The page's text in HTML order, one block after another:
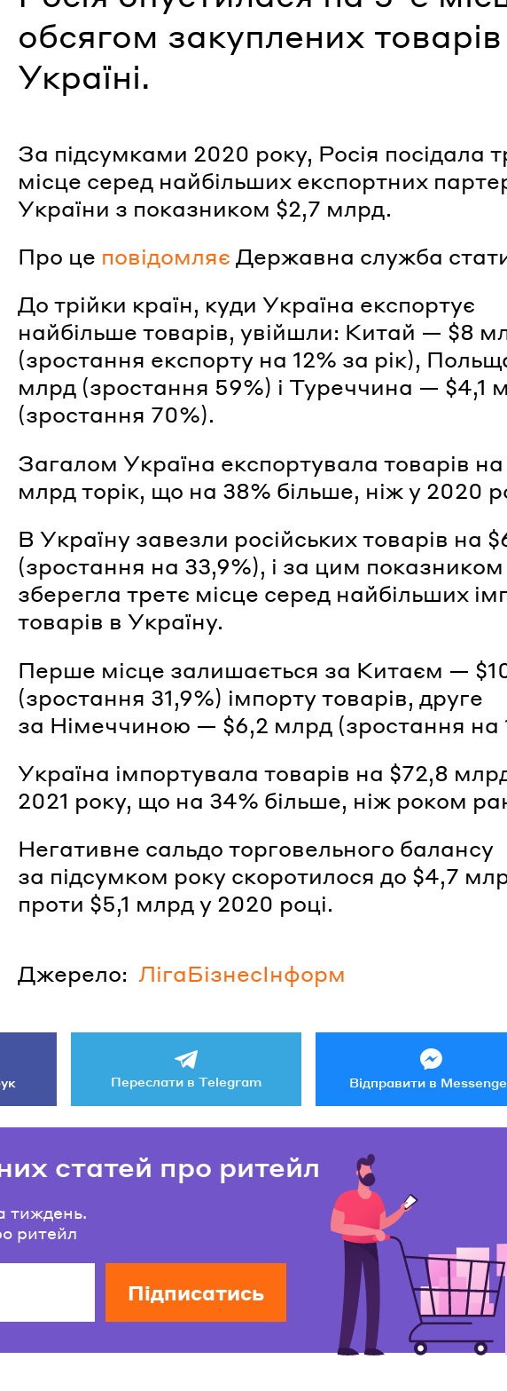
обсягом закуплених
Україні.
За підсумками 2020 року, Росія посідала
місце серед найбільших експортних
України з показником $2,7 млрд.
Про це повідомляє Державна служба
До трійки країн, куди Україна експортує
найбільше товарів, увійшли: Китай — $8
(зростання експорту на 12% за рік),
млрд (зростання 59%) і Туреччина — $4,1
(зростання 70%).
Загалом Україна експортувала товарів
млрд торік, що на 38% більше, ніж у 2020
В Україну завезли російських товарів на
(зростання на 33,9%), і за цим
зберегла третє місце серед найбільших
товарів в Україну.
Перше місце залишається за Китаєм —
(зростання 31,9%) імпорту товарів, друге
за Німеччиною — $6,2 млрд (зростання на
Україна імпортувала товарів на $72,8
2021 року, що на 34% більше, ніж роком
Негативне сальдо торговельного балансу
за підсумком року скоротилося до $4,7
проти $5,1 млрд у 2020 році.
Джерело: ЛігаБізнесІнформ
Переслати в Telegram Відправити в
статей про ритейл
тиждень.
ритейл
Підписатись